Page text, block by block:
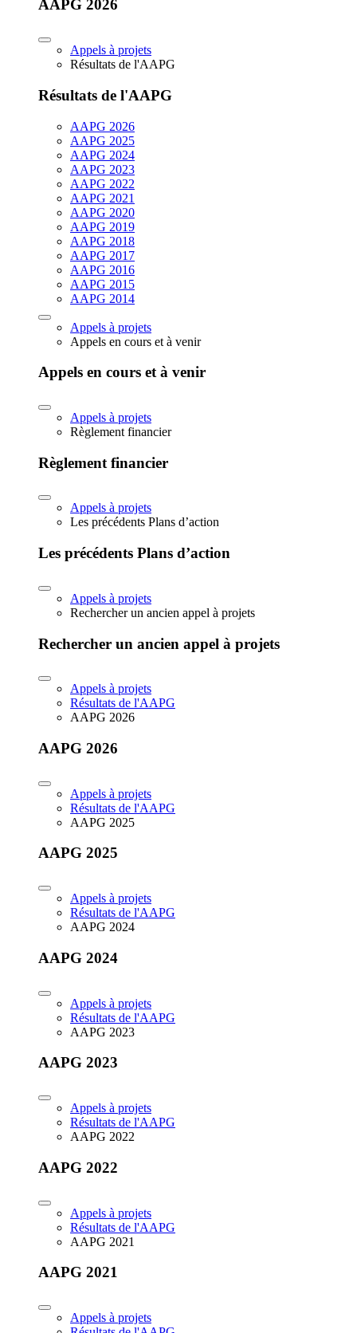
AAPG 2026
Appels à projets
Résultats de l'AAPG
Résultats de l'AAPG
AAPG 2026
AAPG 2025
AAPG 2024
AAPG 2023
AAPG 2022
AAPG 2021
AAPG 2020
AAPG 2019
AAPG 2018
AAPG 2017
AAPG 2016
AAPG 2015
AAPG 2014
Appels à projets
Appels en cours et à venir
Appels en cours et à venir
Appels à projets
Règlement financier
Règlement financier
Appels à projets
Les précédents Plans d’action
Les précédents Plans d’action
Appels à projets
Rechercher un ancien appel à projets
Rechercher un ancien appel à projets
Appels à projets
Résultats de l'AAPG
AAPG 2026
AAPG 2026
Appels à projets
Résultats de l'AAPG
AAPG 2025
AAPG 2025
Appels à projets
Résultats de l'AAPG
AAPG 2024
AAPG 2024
Appels à projets
Résultats de l'AAPG
AAPG 2023
AAPG 2023
Appels à projets
Résultats de l'AAPG
AAPG 2022
AAPG 2022
Appels à projets
Résultats de l'AAPG
AAPG 2021
AAPG 2021
Appels à projets